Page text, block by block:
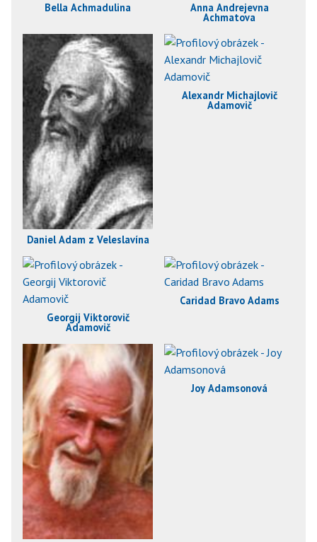
Bella Achmadulina Anna Andrejevna
Achmatova
Daniel Adam z Veleslavína
Alexandr Michajlovič
Adamovič
Georgij Viktorovič
Adamovič
Caridad Bravo Adams
Joy Adamsonová